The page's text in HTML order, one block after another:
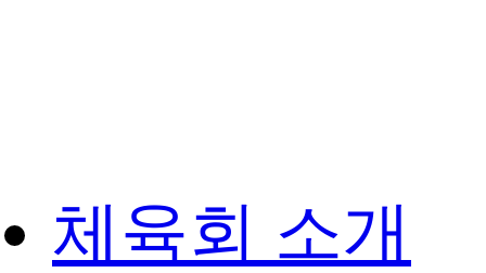
체육회 소개